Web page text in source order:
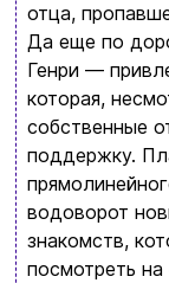
отца,
Да еще по
Генри —
которая,
собственные
поддержку.
водоворот
знакомств,
посмотреть
Ваша
Просмотрите
вы